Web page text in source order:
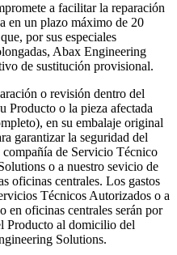
a facilitar la reparación
en un plazo máximo de 20
por sus especiales
Abax Engineering
de sustitución provisional.
o revisión dentro del
Producto o la pieza afectada
en su embalaje original
garantizar la seguridad del
de Servicio Técnico
o a nuestro sevicio de
oficinas centrales. Los gastos
Técnicos Autorizados o a
en oficinas centrales serán por
Producto al domicilio del
Solutions.